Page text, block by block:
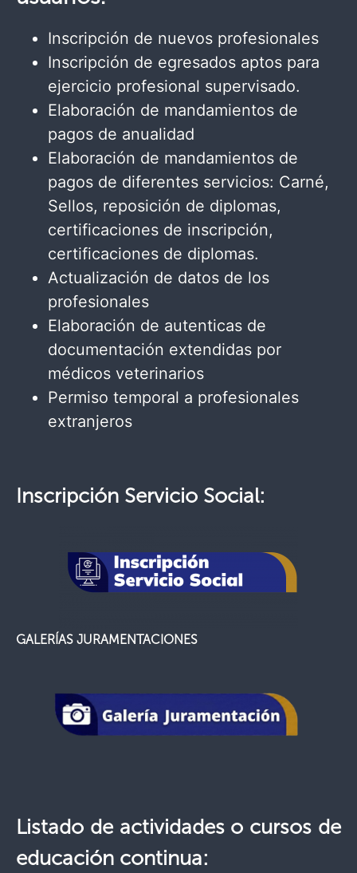
Inscripción de nuevos profesionales
Inscripción de egresados aptos para
ejercicio profesional supervisado.
Elaboración de mandamientos de
pagos de anualidad
Elaboración de mandamientos de
pagos de diferentes servicios: Carné,
Sellos, reposición de diplomas,
certificaciones de inscripción,
certificaciones de diplomas.
Actualización de datos de los
profesionales
Elaboración de autenticas de
documentación extendidas por
médicos veterinarios
Permiso temporal a profesionales
extranjeros
Inscripción Servicio Social:
GALERÍAS JURAMENTACIONES
Listado de actividades o cursos de
educación continua: